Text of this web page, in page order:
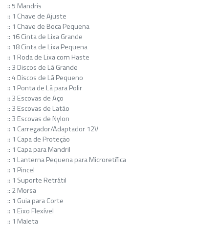
:: 5 Mandris
:: 1 Chave de Ajuste
:: 1 Chave de Boca Pequena
:: 16 Cinta de Lixa Grande
:: 18 Cinta de Lixa Pequena
:: 1 Roda de Lixa com Haste
:: 3 Discos de Lã Grande
:: 4 Discos de Lã Pequeno
:: 1 Ponta de Lã para Polir
:: 3 Escovas de Aço
:: 3 Escovas de Latão
:: 3 Escovas de Nylon
:: 1 Carregador/Adaptador 12V
:: 1 Capa de Proteção
:: 1 Capa para Mandril
:: 1 Lanterna Pequena para Microretífica
:: 1 Pincel
:: 1 Suporte Retrátil
:: 2 Morsa
:: 1 Guia para Corte
:: 1 Eixo Flexível
:: 1 Maleta